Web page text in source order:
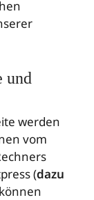
und
werden
vom
(dazu